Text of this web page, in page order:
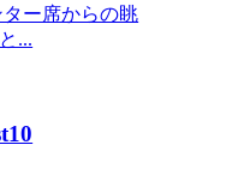
ー席からの眺
...